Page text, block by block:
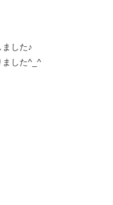
した♪
ました^_^